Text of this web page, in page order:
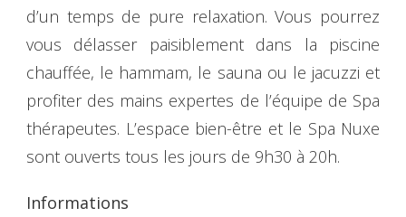
d’un temps de pure relaxation. Vous pourrez
vous délasser paisiblement dans la piscine
chauffée, le hammam, le sauna ou le jacuzzi et
profiter des mains expertes de l’équipe de Spa
thérapeutes. L’espace bien-être et le Spa Nuxe
sont ouverts tous les jours de 9h30 à 20h.
Informations